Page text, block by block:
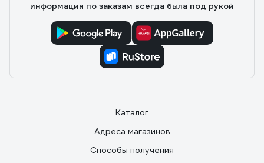
информация по заказам всегда была под рукой
Каталог
Адреса магазинов
Способы получения